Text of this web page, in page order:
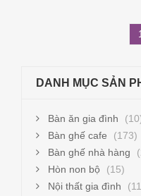
1
DANH MỤC SẢN
Bàn ăn gia đình
Bàn ghế cafe
(173)
Bàn ghế nhà hàng
Hòn non bộ
(15)
Nội thất gia đình